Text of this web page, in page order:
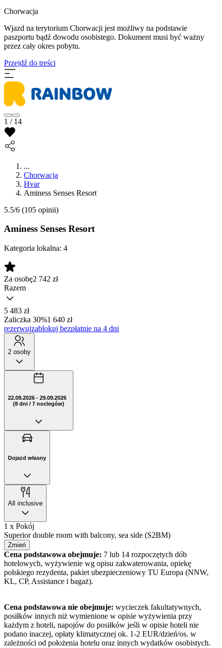
Chorwacja
Wjazd na terytorium Chorwacji jest możliwy na podstawie
paszportu bądź dowodu osobistego. Dokument musi być ważny
przez cały okres pobytu.
Przejdź do treści
1 / 14
...
Chorwacja
Hvar
Aminess Senses Resort
5.5/6 (105 opinii)
Aminess Senses Resort
Kategoria lokalna: 4
Za osobę2 742 zł
Razem
5 483 zł
Zaliczka 30%1 640 zł
rezerwujzablokuj bezpłatnie na 4 dni
2 osoby
22.09.2026 - 29.09.2026
(8 dni / 7 noclegów)
Dojazd własny
All inclusive
1 x Pokój
Superior double room with balcony, sea side (S2BM)
Zmień
Cena podstawowa obejmuje: 7 lub 14 rozpoczętych dób
hotelowych, wyżywienie wg opisu zakwaterowania, opiekę
polskiego rezydenta, pakiet ubezpieczeniowy TU Europa (NNW,
KL, CP, Assistance i bagaż).
Cena podstawowa nie obejmuje: wycieczek fakultatywnych,
posiłków innych niż wymienione w opisie wyżywienia przy
każdym z hoteli, napojów do posiłków jeśli w opisie hoteli nie
podano inaczej, opłaty klimatycznej ok. 1-2 EUR/dzień/os. w
zależności od położenia hotelu oraz innych wydatków osobistych.